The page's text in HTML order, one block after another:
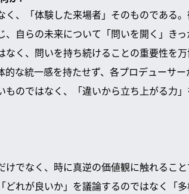
、「体験した来場者」そのものである
自らの未来について「問いを開く」き
く、問いを持ち続けることの重要性を万
な統一感を持たせず、各プロデューサ
のではなく、「違いから立ち上がる力
でなく、時に真逆の価値観に触れるこ
れが良いか」を議論するのではなく「